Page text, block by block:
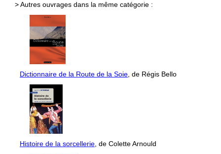
> Autres ouvrages dans la même catégorie :
Dictionnaire de la Route de la Soie, de Régis Bello
Histoire de la sorcellerie, de Colette Arnould